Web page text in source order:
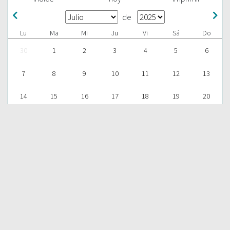
de
Lu Ma Mi Ju Vi Sá
Do
30
1 2 3 4 5 6
7 8 9 10 11 12 13
14 15 16 17 18 19 20